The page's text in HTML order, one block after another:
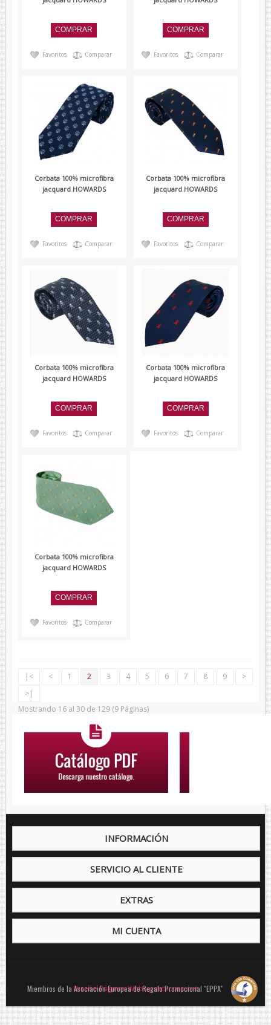
Favoritos Comparar Favoritos Comparar
Corbata 100% microfibra
jacquard HOWARDS
Favoritos Comparar
Corbata 100% microfibra
jacquard HOWARDS
Favoritos Comparar
Corbata 100% microfibra
jacquard HOWARDS
Favoritos Comparar
Corbata 100% microfibra
jacquard HOWARDS
Favoritos Comparar
Corbata 100% microfibra
jacquard HOWARDS
Favoritos Comparar
|< < 1 2 3 4 5 6 7 8 9
>
>|
Mostrando 16 al 30 de 129 (9 Páginas)
INFORMACIÓN
SERVICIO AL CLIENTE
EXTRAS
MI CUENTA
Diseño Páginas Webs pentacorp.net
Miembros de la Asociación Europea de Regalo Promocional "EPPA"